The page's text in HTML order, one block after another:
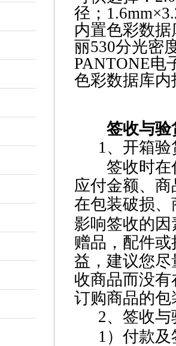
径；
内置色彩数据
丽530分光密
PANTONE电
色彩数据库
签收与验
1 、开箱验
签收时在付
应付金额、
在包装破损
影响签收的
赠品，配件
益，建议您
收商品而没
订购商品的
2、签收
1 ）付款